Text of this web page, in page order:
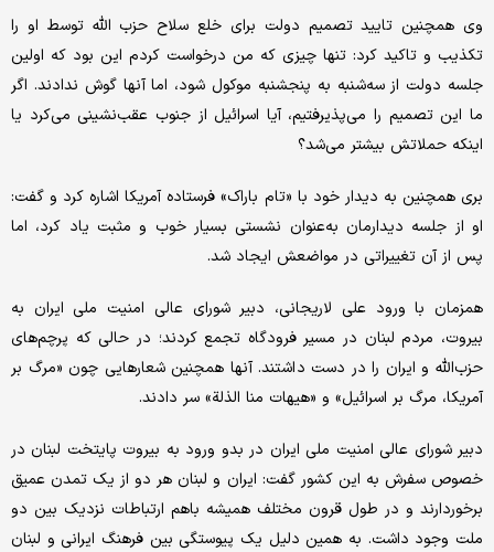
وی همچنین تایید تصمیم دولت برای خلع سلاح حزب الله توسط او را
تکذیب و تاکید کرد: تنها چیزی که من درخواست کردم این بود که اولین
جلسه دولت از سه‌شنبه به پنجشنبه موکول شود، اما آنها گوش ندادند. اگر
ما این تصمیم را می‌پذیرفتیم، آیا اسرائیل از جنوب عقب‌نشینی می‌کرد یا
اینکه حملاتش بیشتر می‌شد؟
بری همچنین به دیدار خود با «تام باراک» فرستاده آمریکا اشاره کرد و گفت:
او از جلسه دیدارمان به‌عنوان نشستی بسیار خوب و مثبت یاد کرد، اما
پس از آن تغییراتی در مواضعش ایجاد شد.
همزمان با ورود علی لاریجانی، دبیر شورای عالی امنیت ملی ایران به
بیروت، مردم لبنان در مسیر فرودگاه تجمع کردند؛ در حالی که پرچم‌های
حزب‌الله و ایران را در دست داشتند. آنها همچنین شعارهایی چون «مرگ بر
آمریکا، مرگ بر اسرائیل» و «هیهات منا الذلة» سر ‌دادند.
دبیر شورای عالی امنیت ملی ایران در بدو ورود به بیروت پایتخت لبنان در
خصوص سفرش به این کشور گفت: ایران و لبنان هر دو از یک تمدن عمیق
برخوردارند و در طول قرون مختلف همیشه باهم ارتباطات نزدیک بین دو
ملت وجود داشت. به همین دلیل یک پیوستگی بین فرهنگ ایرانی و لبنان